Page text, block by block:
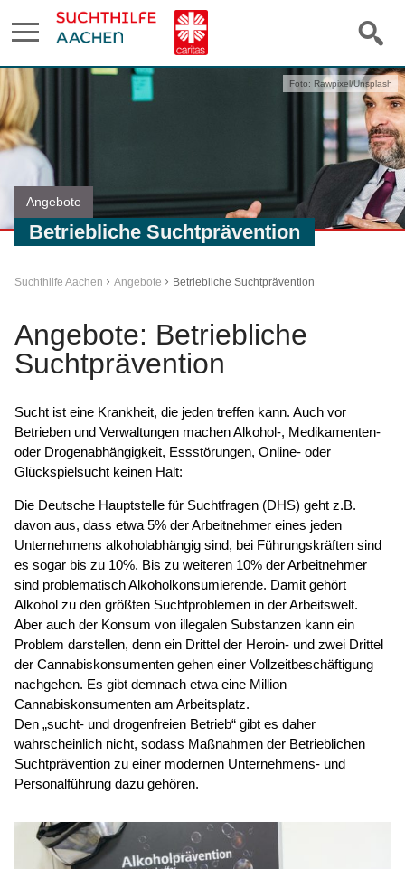
Angebote
Betriebliche Suchtprävention
Foto: Rawpixel/Unsplash
Suchthilfe Aachen Angebote Betriebliche Suchtprävention
Angebote: Betriebliche
Suchtprävention
Sucht ist eine Krankheit, die jeden treffen kann. Auch vor
Betrieben und Verwaltungen machen Alkohol-, Medikamenten-
oder Drogenabhängigkeit, Essstörungen, Online- oder
Glückspielsucht keinen Halt:
Die Deutsche Hauptstelle für Suchtfragen (DHS) geht z.B.
davon aus, dass etwa 5% der Arbeitnehmer eines jeden
Unternehmens alkoholabhängig sind, bei Führungskräften sind
es sogar bis zu 10%. Bis zu weiteren 10% der Arbeitnehmer
sind problematisch Alkoholkonsumierende. Damit gehört
Alkohol zu den größten Suchtproblemen in der Arbeitswelt.
Aber auch der Konsum von illegalen Substanzen kann ein
Problem darstellen, denn ein Drittel der Heroin- und zwei Drittel
der Cannabiskonsumenten gehen einer Vollzeitbeschäftigung
nachgehen. Es gibt demnach etwa eine Million
Cannabiskonsumenten am Arbeitsplatz.
Den „sucht- und drogenfreien Betrieb“ gibt es daher
wahrscheinlich nicht, sodass Maßnahmen der Betrieblichen
Suchtprävention zu einer modernen Unternehmens- und
Personalführung dazu gehören.